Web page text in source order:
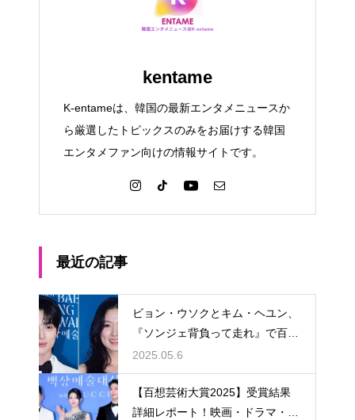
kentame
K-entameは、韓国の最新エンタメニュースか
ら厳選したトピックスのみをお届けする韓国
エンタメファン向けの情報サイトです。
最近の記事
ビョン・ウソクとキム・ヘユン、
『ソンジェ背負って走れ』で百想
芸術大賞人気賞を同時受賞。青春
ロマンスの奇跡が現実に
2025.05.6
【百想芸術大賞2025】受賞結果
詳細レポート！映画・ドラマ・バ